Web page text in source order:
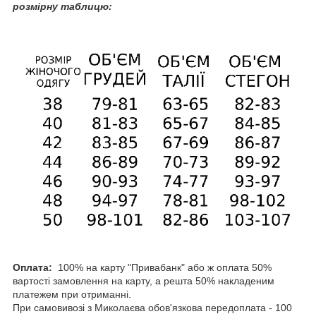
розмірну таблицю:
Оплата:
100% на карту "Привабанк" або ж оплата 50%
вартості замовлення на карту, а решта 50% накладеним
платежем при отриманні.
При самовивозі з Миколаєва обов'язкова передоплата - 100